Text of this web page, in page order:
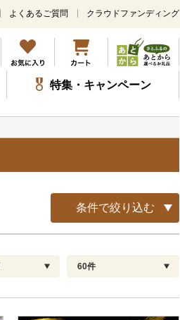
メ
ン
コ
ン
テ
ツ
ッ
よくあるご質問 クラウドファンディング
特集・キャンペーン
条件で絞り込む
配送指定 解除
お届け日時指定可
お届け時間帯指定可
60件
60